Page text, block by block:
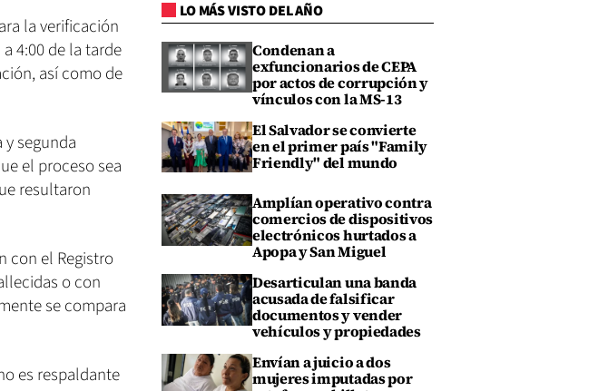
la verificación
4:00 de la tarde
así como de
segunda
el proceso sea
resultaron
con el Registro
o con
se compara
es respaldante
LO MÁS VISTO DEL AÑO
Condenan a
exfuncionarios de CEPA
por actos de corrupción y
vínculos con la MS-13
El Salvador se convierte
en el primer país "Family
Friendly" del mundo
Amplían operativo contra
comercios de dispositivos
electrónicos hurtados a
Apopa y San Miguel
Desarticulan una banda
acusada de falsificar
documentos y vender
vehículos y propiedades
Envían a juicio a dos
mujeres imputadas por